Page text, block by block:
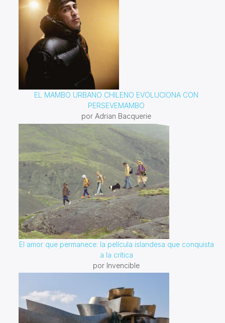
EL MAMBO URBANO CHILENO EVOLUCIONA CON
PERSEVEMAMBO
por Adrian Bacquerie
El amor que permanece: la película islandesa que conquista
a la crítica
por Invencible